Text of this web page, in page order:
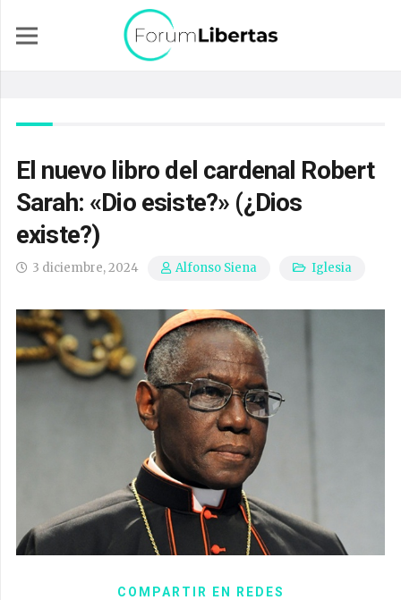
El nuevo libro del cardenal Robert
Sarah: «Dio esiste?» (¿Dios
existe?)
3 diciembre, 2024 Alfonso Siena Iglesia
COMPARTIR EN REDES